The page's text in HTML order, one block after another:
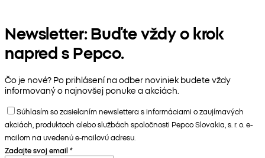
Newsletter: Buďte vždy o krok
napred s Pepco.
Čo je nové? Po prihlásení na odber noviniek budete vždy
informovaný o najnovšej ponuke a akciách.
Súhlasím so zasielaním newslettera s informáciami o zaujímavých
akciách, produktoch alebo službách spoločnosti Pepco Slovakia, s. r. o. e-
mailom na uvedenú e-mailovú adresu.
Zadajte svoj email *